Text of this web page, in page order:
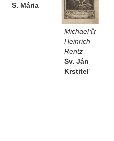
S. Mária
Michael
Heinrich
Rentz
Sv. Ján
Krstiteľ